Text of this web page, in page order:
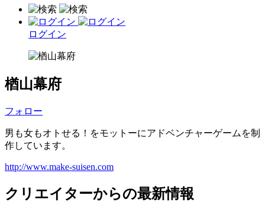
ログイン
楢山幕府
フォロー
男も女もオトせる！をモットーにアドベンチャーゲームを制
作しています。
http://www.make-suisen.com
クリエイターからの最新情報